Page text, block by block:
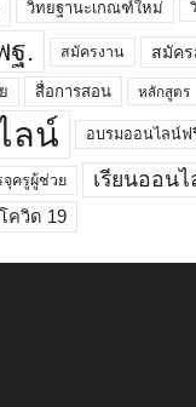
วิทยฐานะเกณฑ์ใหม่
ฐ. สมัครงาน สมัค
สื่อการสอน หลักสูตร
ลน์ อบรมออนไลน์ฟ
จุครูผู้ช่วย เรียนออน
โควิด 19